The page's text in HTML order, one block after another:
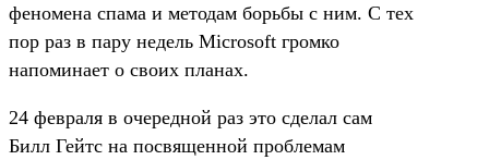
феномена спама и методам борьбы с ним. С тех
пор раз в пару недель Microsoft громко
напоминает о своих планах.
24 февраля в очередной раз это сделал сам
Билл Гейтс на посвященной проблемам